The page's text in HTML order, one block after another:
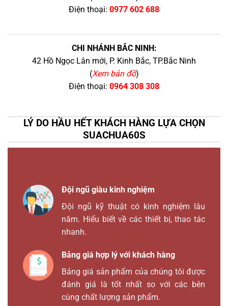
Điện thoại: 0977 602 688
CHI NHÁNH BẮC NINH:
42 Hồ Ngọc Lân mới, P. Kinh Bắc, TP.Bắc Ninh
(Xem bản đồ)
Điện thoại: 0964 308 308
LÝ DO HẦU HẾT KHÁCH HÀNG LỰA CHỌN
SUACHUA60S
Đội ngũ giàu kinh nghiệm
Đội ngũ kỹ thuật có kinh nghiệm lâu
năm. Hiểu biết về các thiết bị, thao tác
nhanh.
Bảng giá hợp lý với khách hàng
Bảng giá sản phẩm của chúng tôi được
đánh giá là tốt nhất so với các bên
cùng chất lượng sản phẩm.